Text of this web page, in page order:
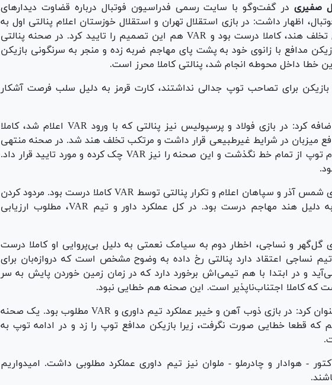
صفیریدر گفت‌و‌گو با سایت رسمی فدراسیون فوتبال درباره قضاوت دیدار‌های
اظهار داشت: در بازی استقلال تهران و استقلال خوزستان اعلام پنالتی اول به
سود تیم میزبان به دلیل تخلف هند، کاملا درست بود و VAR هم این تصمیم را تایید کرد. در صحنه پنالتی
مدافع با زانوی خود به پشت پای مهاجم ضربه زده و منجر به سرنگونی بازیکن
خطا داخل محوطه انجام شد، پنالتی کاملا محرز است.
وی افزود: از آنجایی‌که ۲ بازیکن برای تصاحب توپ جدالی نداشتند، کارت قرمز به دلیل سلب فرصت آشکار
سرپرست کمیته داوران اضافه کرد: در بازی فولاد و پرسپولیس نیز پنالتی که با ورود VAR اعلام شد، کاملا
میزبان در شرایط غیرطبیعی قرار داشت و مرتکب تخلف هند شد. در صحنه منتهی
به گل پرسپولیس نیز تمام توپ از تمام خط نگذشت و این صحنه را نیز VAR چک کرده و مورد تایید قرار داد.
صفیری تصریح کرد: در بازی شمس آذر و سپاهان اعلام و تکرار پنالتی توسط VAR کاملا درست بود. مردود کردن
گل تیم شمس آذر نیز به دلیل هند مهاجم درست بود. در کل عملکرد داور و تیم VAR، مطلوب ارزیابی
گل‌گهر و نساجی، اخطار دوم به سیامک نعمتی به دلیل بی‌پروایی او کاملا درست
نساجی اعتقاد دارد پنالتی رخ داده به وضوح مشخص است که دروازه‌بان برای
و در ابتدا با هم تیمی‌اش برخورد دارد که در زمان زمین خوردن پایش به سر
که کاملا اجتناب‌ناپذیر است. این صحنه هم خطایی نبود.
سرپرست کمیته داوران عنوان کرد: در بازی ذوب آهن و خیبر عملکرد تیم داوری و VAR مطلوب بود. یک صحنه
که قطعا خطایی صورت نگرفت، زیرا بازیکن مدافع توپ را زد و در ادامه توپ به
- هوادار و چادرملو - ملوان نیز تیم داوری عملکرد مطلوبی داشت. امیدواریم